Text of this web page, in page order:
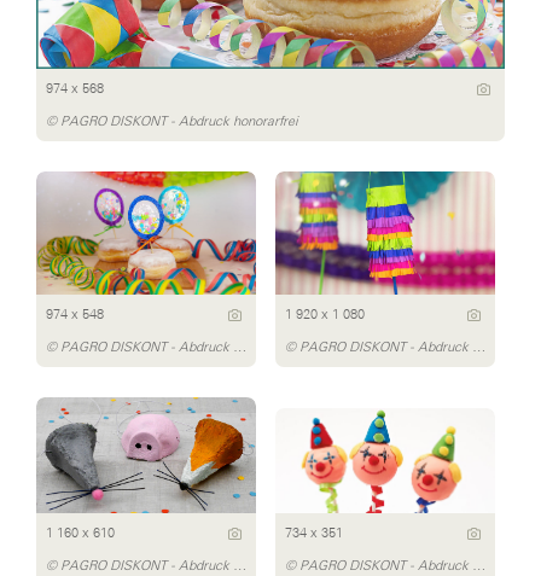
974 x 568
© PAGRO DISKONT - Abdruck honorarfrei
974 x 548 1 920 x 1 080
1 160 x 610 734 x 351